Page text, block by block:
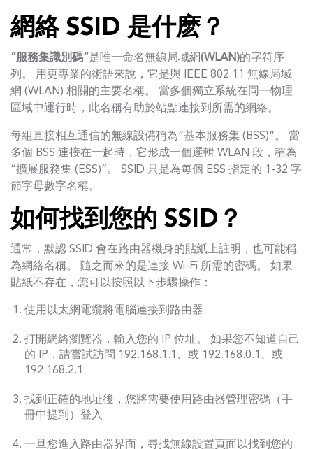
網絡 SSID 是什麽？
“服務集識別碼”是唯一命名無線局域網(WLAN)的字符序
列。 用更專業的術語來說，它是與 IEEE 802.11 無線局域
網 (WLAN) 相關的主要名稱。 當多個獨立系統在同一物理
區域中運行時，此名稱有助於站點連接到所需的網絡。
每組直接相互通信的無線設備稱為“基本服務集 (BSS)”。 當
多個 BSS 連接在一起時，它形成一個邏輯 WLAN 段，稱為
“擴展服務集 (ESS)”。 SSID 只是為每個 ESS 指定的 1-32 字
節字母數字名稱。
如何找到您的 SSID？
通常，默認 SSID 會在路由器機身的貼紙上註明，也可能稱
為網絡名稱。 隨之而來的是連接 Wi-Fi 所需的密碼。 如果
貼紙不存在，您可以按照以下步驟操作：
使用以太網電纜將電腦連接到路由器
打開網絡瀏覽器，輸入您的 IP 位址。 如果您不知道自己
的 IP，請嘗試訪問 192.168.1.1、或 192.168.0.1、或
192.168.2.1
找到正確的地址後，您將需要使用路由器管理密碼（手
冊中提到）登入
一旦您進入路由器界面，尋找無線設置頁面以找到您的